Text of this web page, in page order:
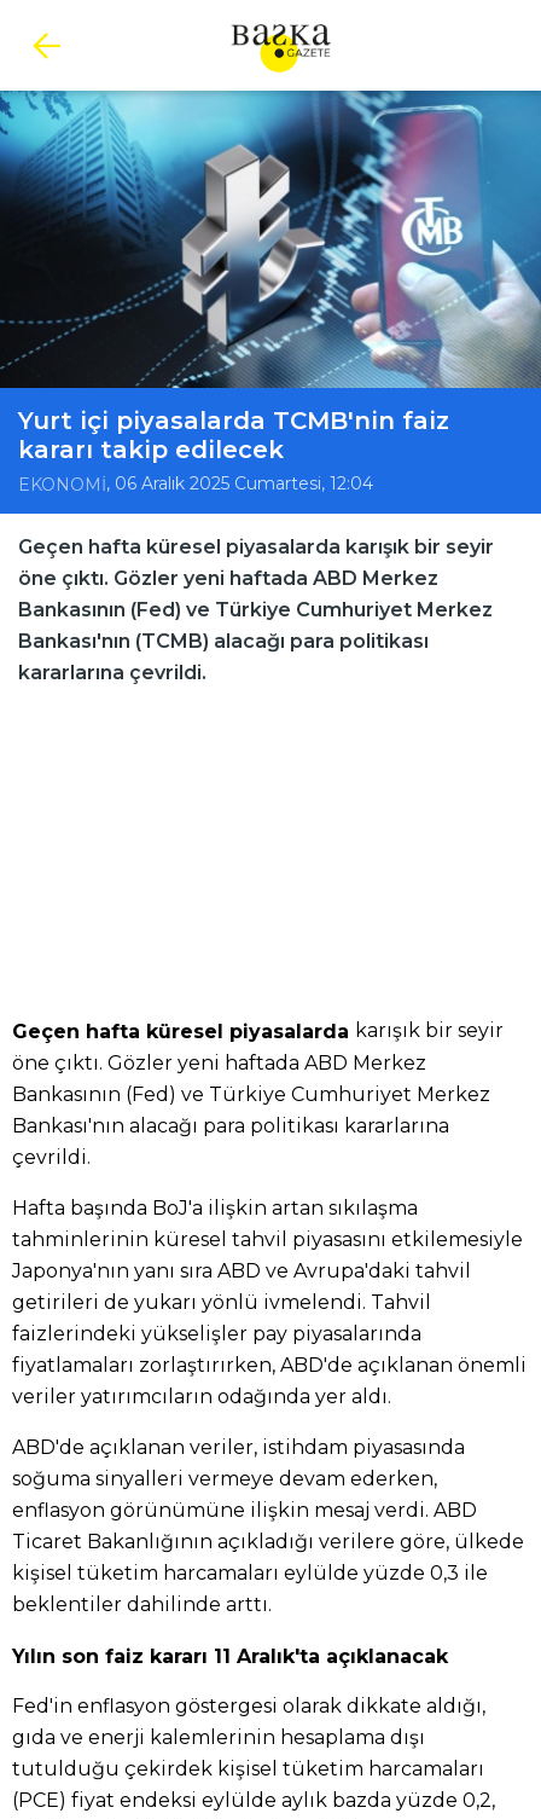
Yurt içi piyasalarda TCMB'nin faiz
kararı takip edilecek
EKONOMİ, 06 Aralık 2025 Cumartesi, 12:04
Geçen hafta küresel piyasalarda karışık bir seyir
öne çıktı. Gözler yeni haftada ABD Merkez
Bankasının (Fed) ve Türkiye Cumhuriyet Merkez
Bankası'nın (TCMB) alacağı para politikası
kararlarına çevrildi.
Geçen hafta küresel piyasalarda karışık bir seyir
öne çıktı. Gözler yeni haftada ABD Merkez
Bankasının (Fed) ve Türkiye Cumhuriyet Merkez
Bankası'nın alacağı para politikası kararlarına
çevrildi.
Hafta başında BoJ'a ilişkin artan sıkılaşma
tahminlerinin küresel tahvil piyasasını etkilemesiyle
Japonya'nın yanı sıra ABD ve Avrupa'daki tahvil
getirileri de yukarı yönlü ivmelendi. Tahvil
faizlerindeki yükselişler pay piyasalarında
fiyatlamaları zorlaştırırken, ABD'de açıklanan önemli
veriler yatırımcıların odağında yer aldı.
ABD'de açıklanan veriler, istihdam piyasasında
soğuma sinyalleri vermeye devam ederken,
enflasyon görünümüne ilişkin mesaj verdi. ABD
Ticaret Bakanlığının açıkladığı verilere göre, ülkede
kişisel tüketim harcamaları eylülde yüzde 0,3 ile
beklentiler dahilinde arttı.
Yılın son faiz kararı 11 Aralık'ta açıklanacak
Fed'in enflasyon göstergesi olarak dikkate aldığı,
gıda ve enerji kalemlerinin hesaplama dışı
tutulduğu çekirdek kişisel tüketim harcamaları
(PCE) fiyat endeksi eylülde aylık bazda yüzde 0,2,